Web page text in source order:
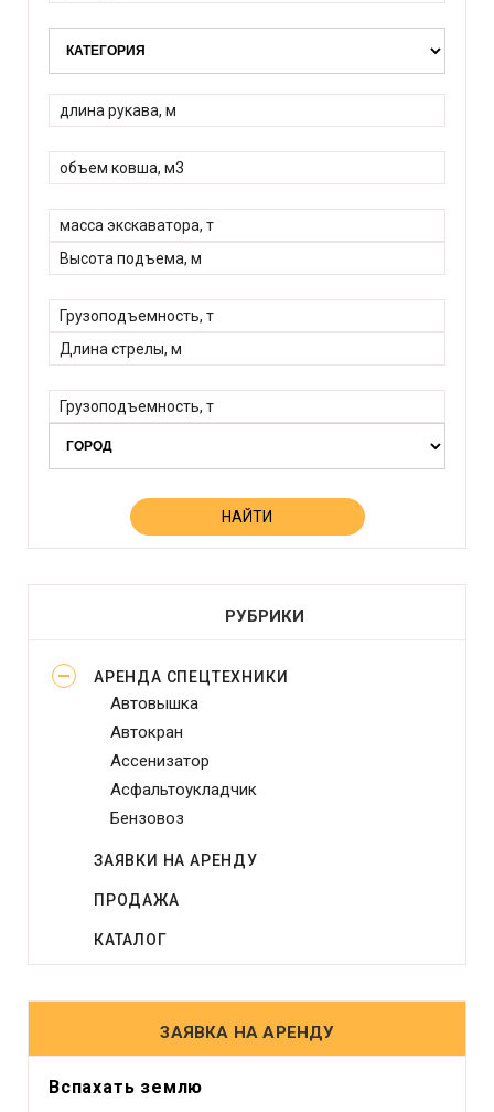
РУБРИКИ
АРЕНДА СПЕЦТЕХНИКИ
Автовышка
Автокран
Ассенизатор
Асфальтоукладчик
Бензовоз
Виброплита
Генератор
Грейдер
ЗАЯВКИ НА АРЕНДУ
ПРОДАЖА
КАТАЛОГ
ЗАЯВКА НА АРЕНДУ
Вспахать землю